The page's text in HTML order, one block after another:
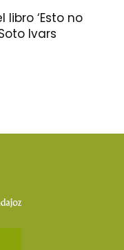
‘Esto no
Ivars